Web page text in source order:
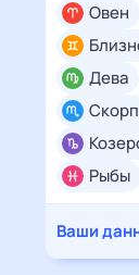
Овен
Дева
Рыбы
Ваши